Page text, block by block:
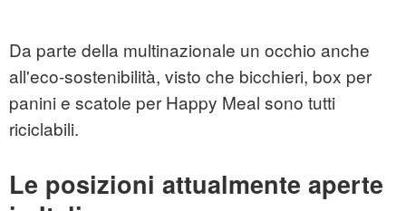
Da parte della multinazionale un occhio anche
all'eco-sostenibilità, visto che bicchieri, box per
panini e scatole per Happy Meal sono tutti
riciclabili.
Le posizioni attualmente aperte